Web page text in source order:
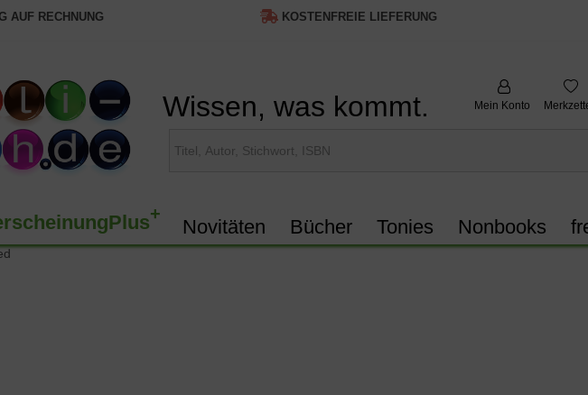
AUF RECHNUNG KOSTENFREIE LIEFERUNG
Wissen, was kommt. Mein Konto
+
Novitäten Bücher Tonies Nonbooks